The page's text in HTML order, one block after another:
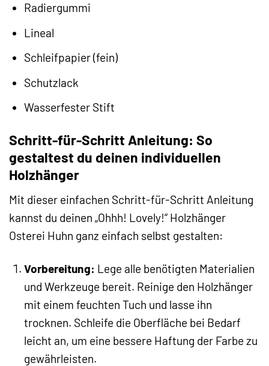
Radiergummi
Lineal
Schleifpapier (fein)
Schutzlack
Wasserfester Stift
Schritt-für-Schritt Anleitung: So
gestaltest du deinen individuellen
Holzhänger
Mit dieser einfachen Schritt-für-Schritt Anleitung
kannst du deinen „Ohhh! Lovely!“ Holzhänger
Osterei Huhn ganz einfach selbst gestalten:
Vorbereitung: Lege alle benötigten Materialien
und Werkzeuge bereit. Reinige den Holzhänger
mit einem feuchten Tuch und lasse ihn
trocknen. Schleife die Oberfläche bei Bedarf
leicht an, um eine bessere Haftung der Farbe zu
gewährleisten.